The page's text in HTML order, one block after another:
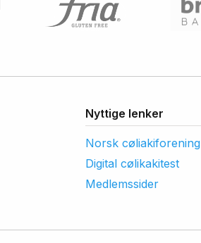
Nyttige lenker
Norsk cøliakiforening
Digital cølikakitest
Medlemssider